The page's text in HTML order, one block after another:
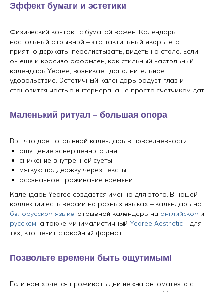
Эффект бумаги и эстетики
Физический контакт с бумагой важен. Календарь
настольный отрывной – это тактильный якорь: его
приятно держать, перелистывать, видеть на столе. Если
он еще и красиво оформлен, как стильный настольный
календарь Yearee, возникает дополнительное
удовольствие. Эстетичный календарь радует глаз и
становится частью интерьера, а не просто счетчиком дат.
Маленький ритуал – большая опора
Вот что дает отрывной календарь в повседневности:
ощущение завершенного дня;
снижение внутренней суеты;
мягкую поддержку через тексты;
осознанное проживание времени.
Календарь Yearee создается именно для этого. В нашей
коллекции есть версии на разных языках – календарь на
белорусском языке, отрывной календарь на английском и
русском, а также минималистичный Yearee Aesthetic – для
тех, кто ценит спокойный формат.
Позвольте времени быть ощутимым!
Если вам хочется проживать дни не «на автомате», а с